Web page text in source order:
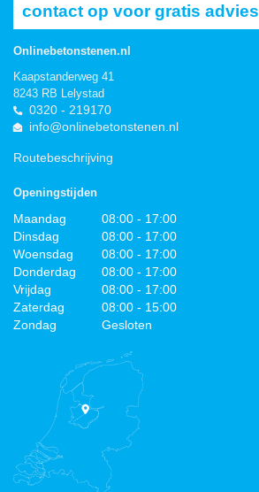
contact op voor gratis advies
Onlinebetonstenen.nl
Kaapstanderweg 41
8243 RB Lelystad
0320 - 219170
info@onlinebetonstenen.nl
Routebeschrijving
Openingstijden
Maandag
08:00 - 17:00
Dinsdag
08:00 - 17:00
Woensdag
08:00 - 17:00
Donderdag
08:00 - 17:00
Vrijdag
08:00 - 17:00
Zaterdag
08:00 - 15:00
Zondag
Gesloten